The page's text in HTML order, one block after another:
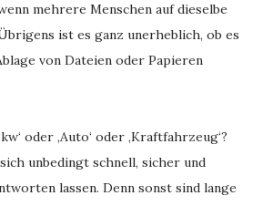
mehrere Menschen auf dieselbe
ist es ganz unerheblich, ob es
von Dateien oder Papieren
oder ‚Auto‘ oder ‚Kraftfahrzeug‘?
unbedingt schnell, sicher und
lassen. Denn sonst sind lange